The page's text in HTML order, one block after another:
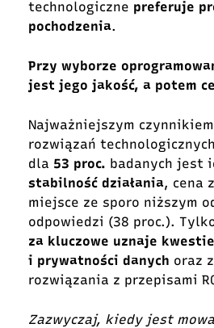
technologiczne preferuje
pochodzenia.
Przy wyborze
jest jego jakość, a potem
Najważniejszym
rozwiązań
dla 53 proc. badanych jest
stabilność działania, cena
miejsce ze sporo niższym
odpowiedzi (38 proc.).
za kluczowe uznaje
i prywatności danych oraz
rozwiązania z przepisami
Zazwyczaj, kiedy jest